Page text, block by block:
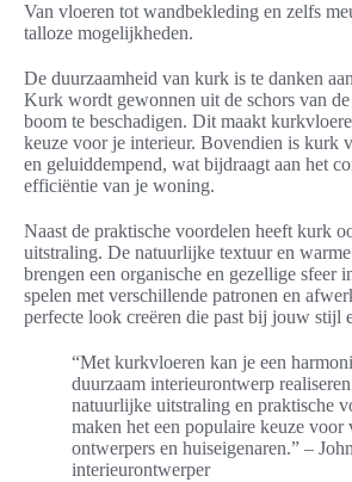
Van vloeren tot wandbekleding en zelfs
talloze mogelijkheden.
De duurzaamheid van kurk is te danken
Kurk wordt gewonnen uit de schors van
boom te beschadigen. Dit maakt
keuze voor je interieur. Bovendien is kurk
en geluiddempend, wat bijdraagt aan het
efficiëntie van je woning.
Naast de praktische voordelen heeft kurk
uitstraling. De natuurlijke textuur en
brengen een organische en gezellige sfeer
spelen met verschillende patronen en
perfecte look creëren die past bij jouw stijl
“Met kurkvloeren kan je een
duurzaam interieurontwerp
natuurlijke uitstraling en praktische
maken het een populaire keuze voor
ontwerpers en huiseigenaren.” –
interieurontwerper